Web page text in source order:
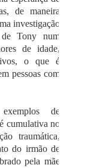
de maneira
investigação
de Tony num
de idade,
o que é
pessoas com
de
cumulativa no
traumática,
do irmão de
pela mãe